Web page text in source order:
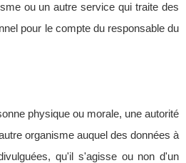
ou un autre service qui traite des
pour le compte du responsable du
physique ou morale, une autorité
organisme auquel des données à
qu'il s'agisse ou non d'un